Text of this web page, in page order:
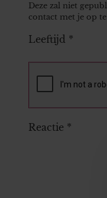
Deze zal niet
contact met je op
Leeftijd *
Reactie *